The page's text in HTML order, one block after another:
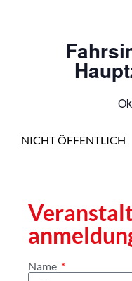
NICHT ÖFFENTLICH
Name